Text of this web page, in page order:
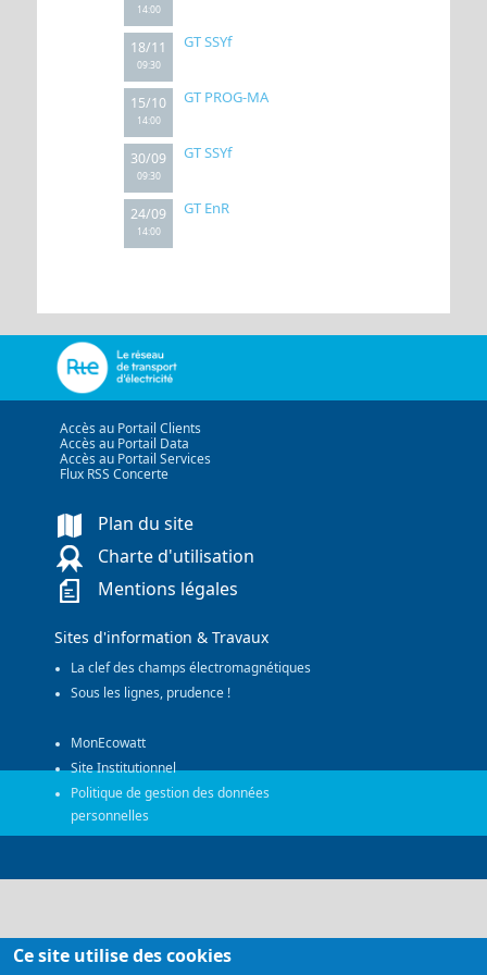
14:00
18/11
09:30
GT SSYf
15/10
14:00
GT PROG-MA
30/09
09:30
GT SSYf
24/09
14:00
GT EnR
Accès au Portail Clients
Accès au Portail Data
Accès au Portail Services
Flux RSS Concerte
Plan du site
Charte d'utilisation
Mentions légales
Sites d'information & Travaux
La clef des champs électromagnétiques
Sous les lignes, prudence !
MonEcowatt
Site Institutionnel
Politique de gestion des données
personnelles
Ce site utilise des cookies